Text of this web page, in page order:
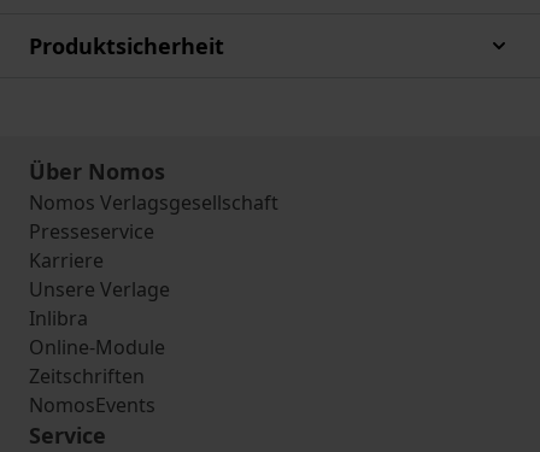
Produktsicherheit
Über Nomos
Nomos Verlagsgesellschaft
Presseservice
Karriere
Unsere Verlage
Inlibra
Online-Module
Zeitschriften
NomosEvents
Service